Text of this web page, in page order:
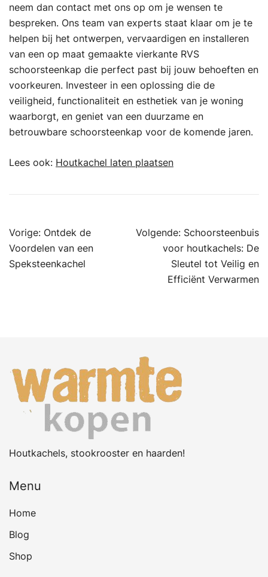
neem dan contact met ons op om je wensen te
bespreken. Ons team van experts staat klaar om je te
helpen bij het ontwerpen, vervaardigen en installeren
van een op maat gemaakte vierkante RVS
schoorsteenkap die perfect past bij jouw behoeften en
voorkeuren. Investeer in een oplossing die de
veiligheid, functionaliteit en esthetiek van je woning
waarborgt, en geniet van een duurzame en
betrouwbare schoorsteenkap voor de komende jaren.
Lees ook: Houtkachel laten plaatsen
Bericht
navigatie
Vorige: Ontdek de
Voordelen van een
Speksteenkachel
Volgende: Schoorsteenbuis
voor houtkachels: De
Sleutel tot Veilig en
Efficiënt Verwarmen
Houtkachels, stookrooster en haarden!
Menu
Home
Blog
Shop